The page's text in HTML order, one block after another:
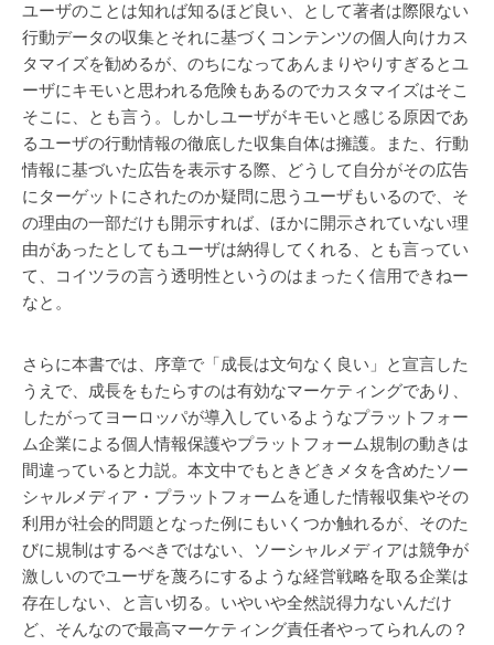
ユーザのことは知れば知るほど良い、として著者は際限ない
行動データの収集とそれに基づくコンテンツの個人向けカス
タマイズを勧めるが、のちになってあんまりやりすぎるとユ
ーザにキモいと思われる危険もあるのでカスタマイズはそこ
そこに、とも言う。しかしユーザがキモいと感じる原因であ
るユーザの行動情報の徹底した収集自体は擁護。また、行動
情報に基づいた広告を表示する際、どうして自分がその広告
にターゲットにされたのか疑問に思うユーザもいるので、そ
の理由の一部だけも開示すれば、ほかに開示されていない理
由があったとしてもユーザは納得してくれる、とも言ってい
て、コイツラの言う透明性というのはまったく信用できねー
なと。
さらに本書では、序章で「成長は文句なく良い」と宣言した
うえで、成長をもたらすのは有効なマーケティングであり、
したがってヨーロッパが導入しているようなプラットフォー
ム企業による個人情報保護やプラットフォーム規制の動きは
間違っていると力説。本文中でもときどきメタを含めたソー
シャルメディア・プラットフォームを通した情報収集やその
利用が社会的問題となった例にもいくつか触れるが、そのた
びに規制はするべきではない、ソーシャルメディアは競争が
激しいのでユーザを蔑ろにするような経営戦略を取る企業は
存在しない、と言い切る。いやいや全然説得力ないんだけ
ど、そんなので最高マーケティング責任者やってられんの？